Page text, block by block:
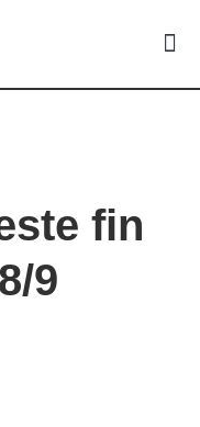
fin
9